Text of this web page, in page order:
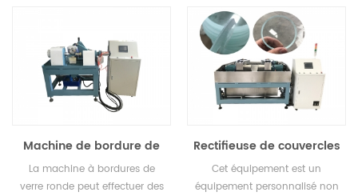
Machine de bordure de
verre ronde
La machine à bordures de
verre ronde peut effectuer des
Rectifieuse de couvercles
en verre pour instruments
Cet équipement est un
équipement personnalisé non